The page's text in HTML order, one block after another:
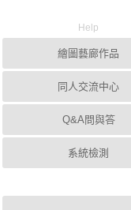
Help
繪圖藝廊作品
同人交流中心
Q&A問與答
系統檢測